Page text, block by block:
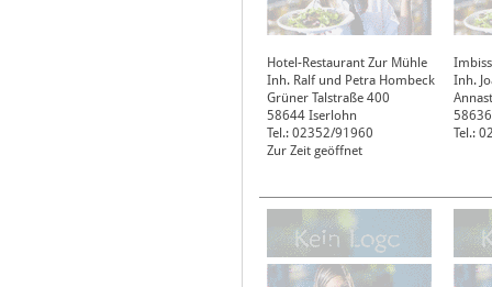
Hotel-Restaurant Zur Mühle
Inh. Ralf und Petra Hombeck
Grüner Talstraße 400
58644 Iserlohn
Tel.: 02352/91960
Zur Zeit geöffnet
Imbiss
Inh.
58636
Tel.: